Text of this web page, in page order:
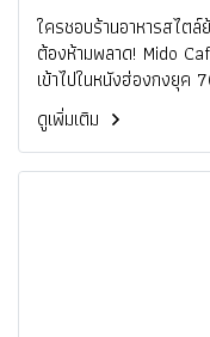
ใครชอบร้านอาหารสไต
ต้องห้ามพลาด! Mido
เข้าไปในหนังฮ่องกงยุค
ดูเพิ่มเติม